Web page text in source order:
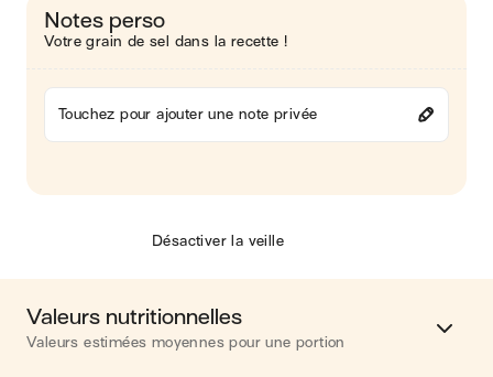
Notes perso
Votre grain de sel dans la recette !
Touchez pour ajouter une note privée
Désactiver la veille
Valeurs nutritionnelles
Valeurs estimées moyennes pour une portion